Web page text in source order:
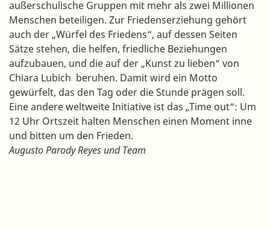
außerschulische Gruppen mit mehr als zwei Millionen
Menschen beteiligen. Zur Friedenserziehung gehört
auch der „Würfel des Friedens“, auf dessen Seiten
Sätze stehen, die helfen, friedliche Beziehungen
aufzubauen, und die auf der „Kunst zu lieben“ von
Chiara Lubich beruhen. Damit wird ein Motto
gewürfelt, das den Tag oder die Stunde prägen soll.
Eine andere weltweite Initiative ist das „Time out“: Um
12 Uhr Ortszeit halten Menschen einen Moment inne
und bitten um den Frieden.
Augusto Parody Reyes und Team